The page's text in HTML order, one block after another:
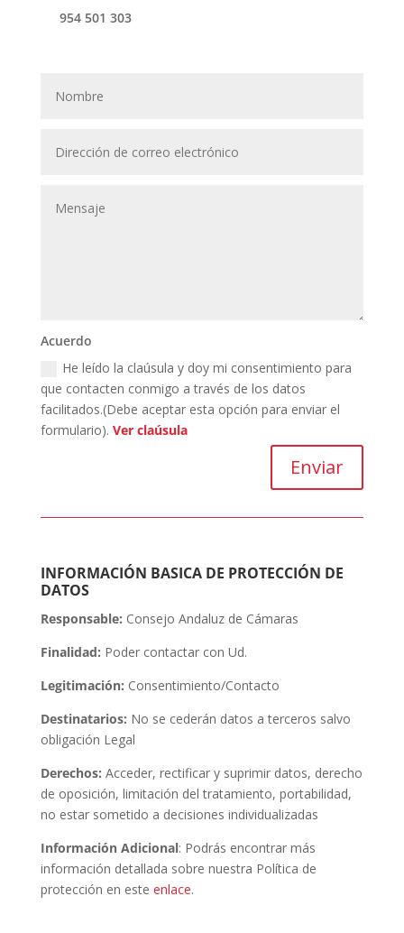
954 501 303
Acuerdo
He leído la claúsula y doy mi consentimiento para
que contacten conmigo a través de los datos
facilitados.(Debe aceptar esta opción para enviar el
formulario).Ver claúsula
Enviar
INFORMACIÓN BASICA DE PROTECCIÓN DE
DATOS
Responsable: Consejo Andaluz de Cámaras
Finalidad: Poder contactar con Ud.
Legitimación: Consentimiento/Contacto
Destinatarios: No se cederán datos a terceros salvo
obligación Legal
Derechos: Acceder, rectificar y suprimir datos, derecho
de oposición, limitación del tratamiento, portabilidad,
no estar sometido a decisiones individualizadas
Información Adicional: Podrás encontrar más
información detallada sobre nuestra Política de
protección en este enlace.